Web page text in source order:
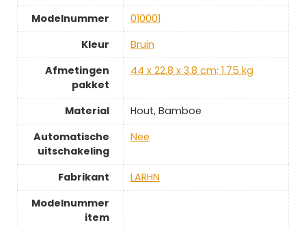
Modelnummer
‎010001
Kleur
‎Bruin
Afmetingen
pakket
‎44 x 22.8 x 3.8 cm; 1.75 kg
Material
‎Hout, Bamboe
Automatische
uitschakeling
‎Nee
Fabrikant
‎LARHN
Modelnummer
item